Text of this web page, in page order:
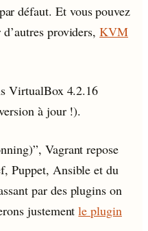
défaut. Et vous pouvez
providers,KVM
VirtualBox 4.2.16
à jour !).
Vagrant repose
Puppet, Ansible et du
par des plugins on
justementle plugin